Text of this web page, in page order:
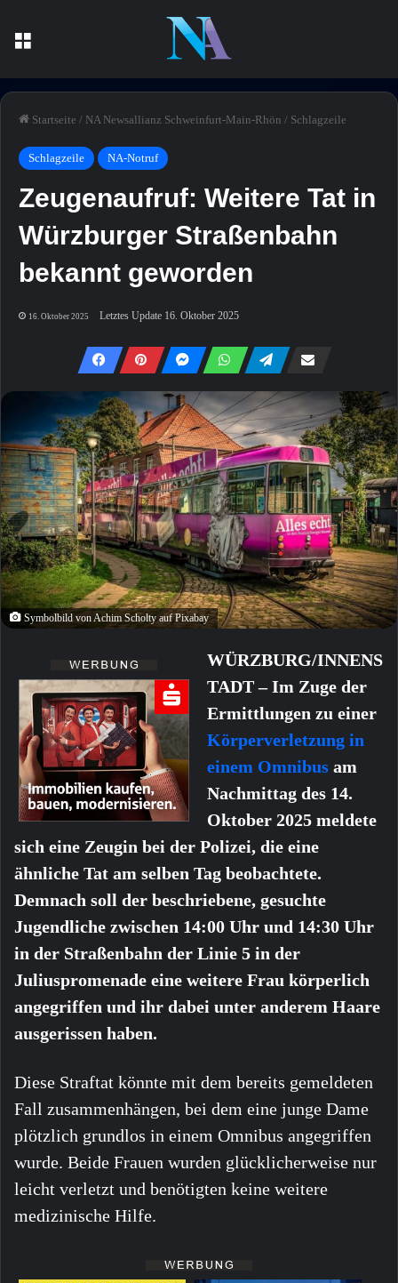
Startseite / NA Newsallianz Schweinfurt-Main-Rhön / Schlagzeile
Schlagzeile NA-Notruf
Zeugenaufruf: Weitere Tat in
Würzburger Straßenbahn
bekannt geworden
16. Oktober 2025 Letztes Update 16. Oktober 2025
Symbolbild von Achim Scholty auf Pixabay
WÜRZBURG/INNENS
TADT – Im Zuge der
Ermittlungen zu einer
Körperverletzung in
einem Omnibusam
Nachmittag des 14.
Oktober 2025 meldete
sich eine Zeugin bei der Polizei, die eine
ähnliche Tat am selben Tag beobachtete.
Demnach soll der beschriebene, gesuchte
Jugendliche zwischen 14:00 Uhr und 14:30 Uhr
in der Straßenbahn der Linie 5 in der
Juliuspromenade eine weitere Frau körperlich
angegriffen und ihr dabei unter anderem Haare
ausgerissen haben.
Diese Straftat könnte mit dem bereits gemeldeten
Fall zusammenhängen, bei dem eine junge Dame
plötzlich grundlos in einem Omnibus angegriffen
wurde. Beide Frauen wurden glücklicherweise nur
leicht verletzt und benötigten keine weitere
medizinische Hilfe.